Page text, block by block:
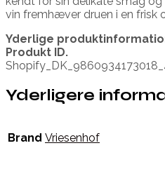
vin fremhæver druen i en frisk
Yderlige
Produkt ID.
Yderligere
Brand Vriesenhof